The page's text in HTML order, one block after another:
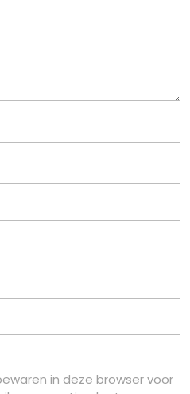
in deze browser voor